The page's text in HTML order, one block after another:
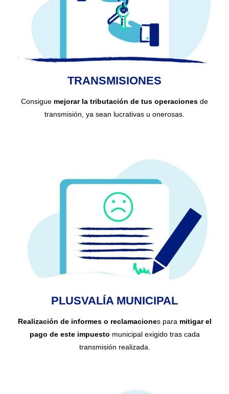
TRANSMISIONES
Consigue mejorar la tributación de tus operaciones de
transmisión, ya sean lucrativas u onerosas.
PLUSVALÍA MUNICIPAL
Realización de informes o reclamaciones para mitigar el
pago de este impuesto municipal exigido tras cada
transmisión realizada.